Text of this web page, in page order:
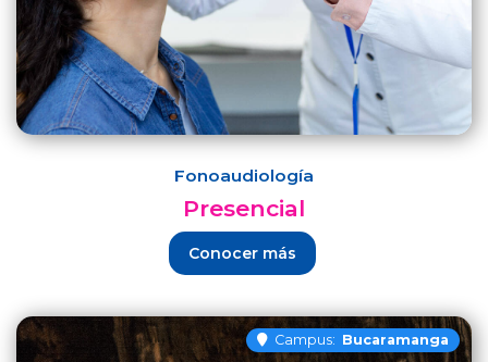
Fonoaudiología
Presencial
Conocer más
Campus: Bucaramanga